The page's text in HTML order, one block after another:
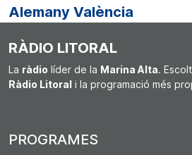
Alemany València
RÀDIO LITORAL
La ràdio líder de la Marina Alta.
Ràdio Litoral i la programació més
PROGRAMES